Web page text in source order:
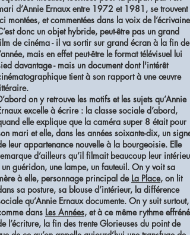
d’Annie Ernaux entre 1972 et 1981, se trouvent
montées, et commentées dans la voix de l’écrivaine.
donc un objet hybride, peut-être pas un grand
de cinéma - il va sortir sur grand écran à la fin de
mais en effet peut-être le format télévisuel lui
davantage - mais un document dont l'intérêt
tient à son rapport à une œuvre
on y retrouve les motifs et les sujets qu’Annie
excelle à écrire : la classe sociale d’abord,
elle explique que la caméra super 8 était pour
mari et elle, dans les années soixante-dix, un signe
leur appartenance nouvelle à la bourgeoisie. Elle
d’ailleurs qu’il filmait beaucoup leur intérieur
guéridon, une lampe, un fauteuil. On y voit sa
à elle, personnage principal de La Place, on lit
sa posture, sa blouse d’intérieur, la différence
qu’Annie Ernaux documente. On y suit surtout,
dans Les Années, et à ce même rythme effréné
l’écriture, la fin des trente Glorieuses du point de